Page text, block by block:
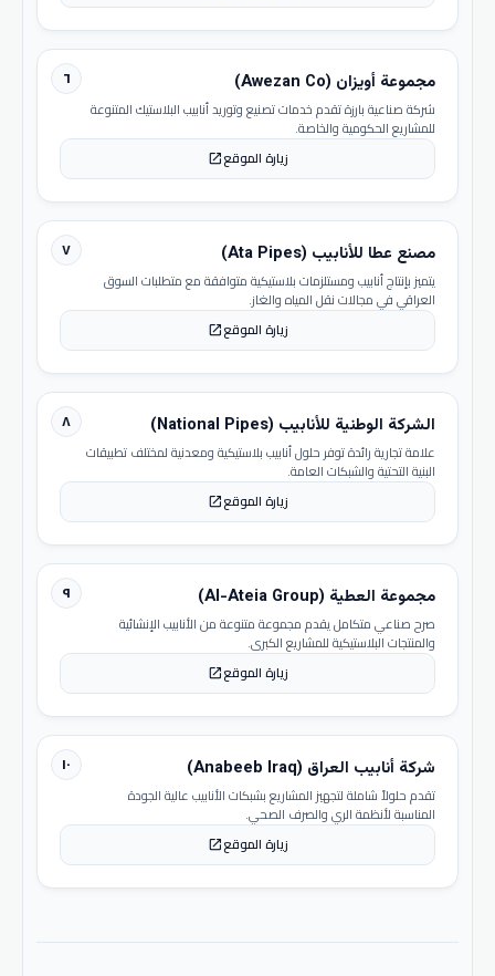
٦ مجموعة أويزان (Awezan Co)
شركة صناعية بارزة تقدم خدمات تصنيع وتوريد أنابيب البلاستيك المتنوعة
للمشاريع الحكومية والخاصة.
زيارة الموقعopen_in_new
٧ مصنع عطا للأنابيب (Ata Pipes)
يتميز بإنتاج أنابيب ومستلزمات بلاستيكية متوافقة مع متطلبات السوق
العراقي في مجالات نقل المياه والغاز.
زيارة الموقعopen_in_new
٨ الشركة الوطنية للأنابيب (National Pipes)
علامة تجارية رائدة توفر حلول أنابيب بلاستيكية ومعدنية لمختلف تطبيقات
البنية التحتية والشبكات العامة.
زيارة الموقعopen_in_new
٩ مجموعة العطية (Al-Ateia Group)
صرح صناعي متكامل يقدم مجموعة متنوعة من الأنابيب الإنشائية
والمنتجات البلاستيكية للمشاريع الكبرى.
زيارة الموقعopen_in_new
١٠ شركة أنابيب العراق (Anabeeb Iraq)
تقدم حلولاً شاملة لتجهيز المشاريع بشبكات الأنابيب عالية الجودة
المناسبة لأنظمة الري والصرف الصحي.
زيارة الموقعopen_in_new